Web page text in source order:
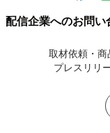
配信企業へのお問い
取材依頼・商
プレスリリ